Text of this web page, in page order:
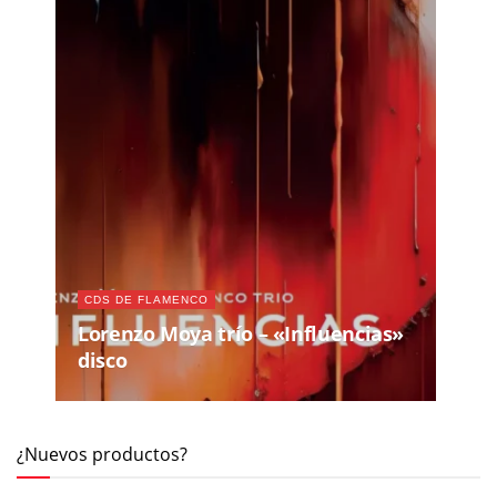
CDS DE FLAMENCO
Lorenzo Moya trío – «Influencias»
disco
¿Nuevos productos?